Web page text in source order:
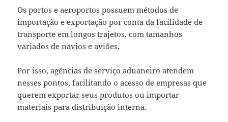
Os portos e aeroportos possuem métodos de
importação e exportação por conta da facilidade de
transporte em longos trajetos, com tamanhos
variados de navios e aviões.
Por isso, agências de serviço aduaneiro atendem
nesses pontos, facilitando o acesso de empresas que
querem exportar seus produtos ou importar
materiais para distribuição interna.